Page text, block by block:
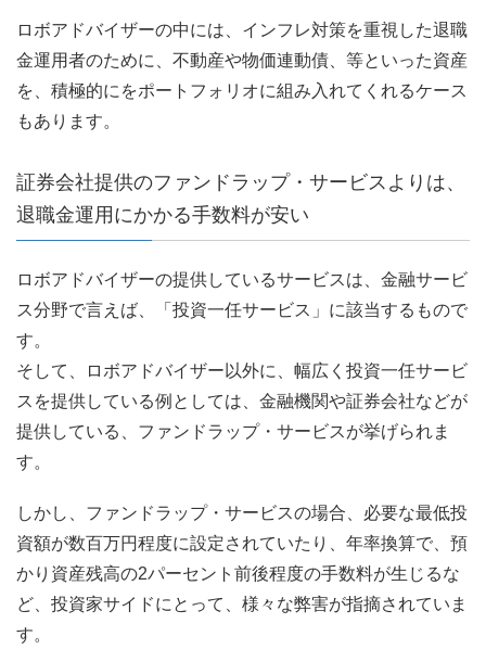
ロボアドバイザーの中には、インフレ対策を重視した退職
金運用者のために、不動産や物価連動債、等といった資産
を、積極的にをポートフォリオに組み入れてくれるケース
もあります。
証券会社提供のファンドラップ・サービスよりは、
退職金運用にかかる手数料が安い
ロボアドバイザーの提供しているサービスは、金融サービ
ス分野で言えば、「投資一任サービス」に該当するもので
す。
そして、ロボアドバイザー以外に、幅広く投資一任サービ
スを提供している例としては、金融機関や証券会社などが
提供している、ファンドラップ・サービスが挙げられま
す。
しかし、ファンドラップ・サービスの場合、必要な最低投
資額が数百万円程度に設定されていたり、年率換算で、預
かり資産残高の2パーセント前後程度の手数料が生じるな
ど、投資家サイドにとって、様々な弊害が指摘されていま
す。